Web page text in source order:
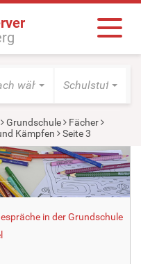
wählen Schulstufe
Grundschule
Fächer
Kämpfen Seite 3
in der Grundschule